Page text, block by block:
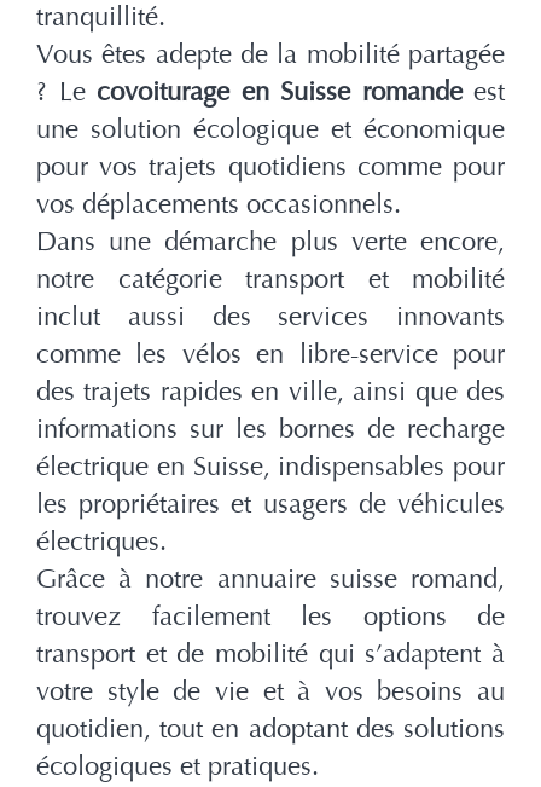
tranquillité.
Vous êtes adepte de la mobilité partagée
? Le covoiturage en Suisse romandeest
une solution écologique et économique
pour vos trajets quotidiens comme pour
vos déplacements occasionnels.
Dans une démarche plus verte encore,
notre catégorie transport et mobilité
inclut aussi des services innovants
comme les vélos en libre-service pour
des trajets rapides en ville, ainsi que des
informations sur les bornes de recharge
électrique en Suisse, indispensables pour
les propriétaires et usagers de véhicules
électriques.
Grâce à notre annuaire suisse romand,
trouvez facilement les options de
transport et de mobilité qui s’adaptent à
votre style de vie et à vos besoins au
quotidien, tout en adoptant des solutions
écologiques et pratiques.